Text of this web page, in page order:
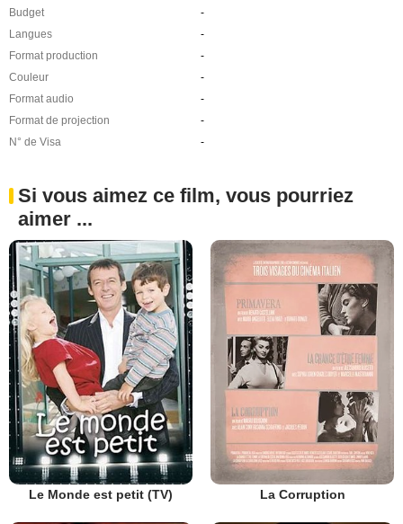
Budget
-
Langues
-
Format production
-
Couleur
-
Format audio
-
Format de projection
-
N° de Visa
-
Si vous aimez ce film, vous pourriez
aimer ...
Le Monde est petit (TV) La Corruption